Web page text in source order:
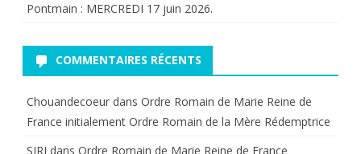
Pontmain : MERCREDI 17 juin 2026.
COMMENTAIRES RÉCENTS
Chouandecoeur dans Ordre Romain de Marie Reine de
France initialement Ordre Romain de la Mère Rédemptrice
SIRI dans Ordre Romain de Marie Reine de France